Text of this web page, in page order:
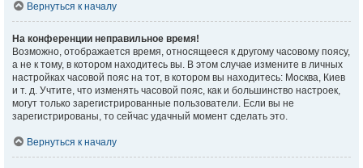
Вернуться к началу
На конференции неправильное время!
Возможно, отображается время, относящееся к другому часовому поясу,
а не к тому, в котором находитесь вы. В этом случае измените в личных
настройках часовой пояс на тот, в котором вы находитесь: Москва, Киев
и т. д. Учтите, что изменять часовой пояс, как и большинство настроек,
могут только зарегистрированные пользователи. Если вы не
зарегистрированы, то сейчас удачный момент сделать это.
Вернуться к началу